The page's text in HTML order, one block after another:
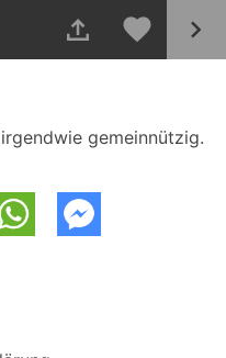
gemeinnützig.